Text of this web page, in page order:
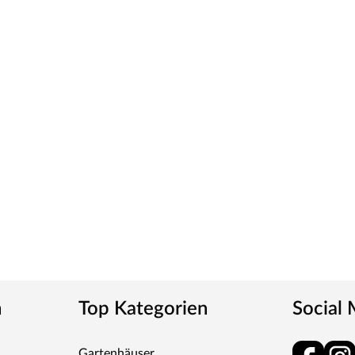
Top Kategorien Social